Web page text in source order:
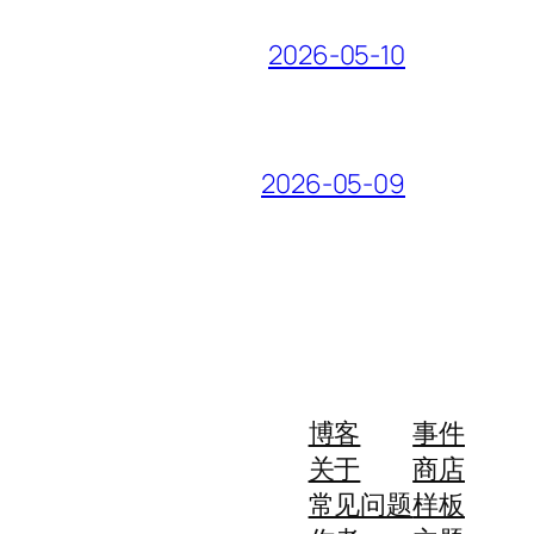
2026-05-10
2026-05-09
博客
关于
常见问题
事件
商店
样板